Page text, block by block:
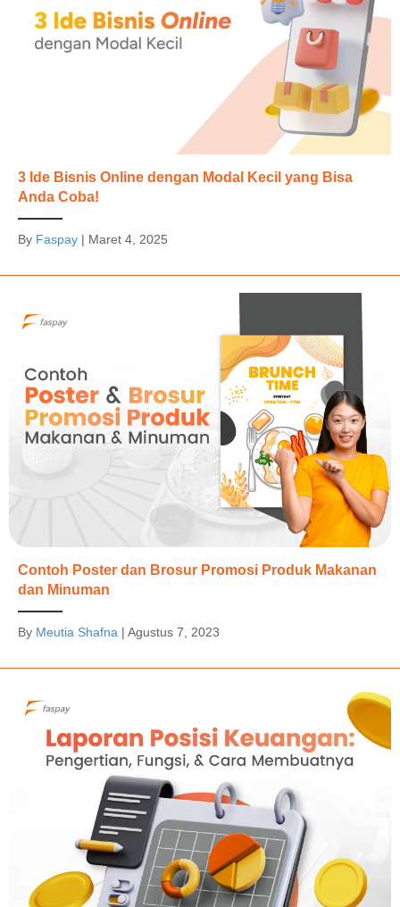
3 Ide Bisnis Online dengan Modal Kecil yang Bisa
Anda Coba!
By Faspay | Maret 4, 2025
Contoh Poster dan Brosur Promosi Produk Makanan
dan Minuman
By Meutia Shafna | Agustus 7, 2023